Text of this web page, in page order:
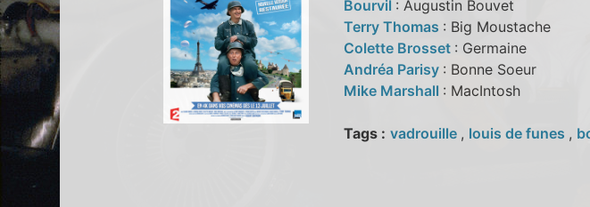
Bourvil : Augustin Bouvet
Terry Thomas : Big Moustache
Colette Brosset : Germaine
Andréa Parisy : Bonne Soeur
Mike Marshall : MacIntosh
Tags : vadrouille , louis de funes ,